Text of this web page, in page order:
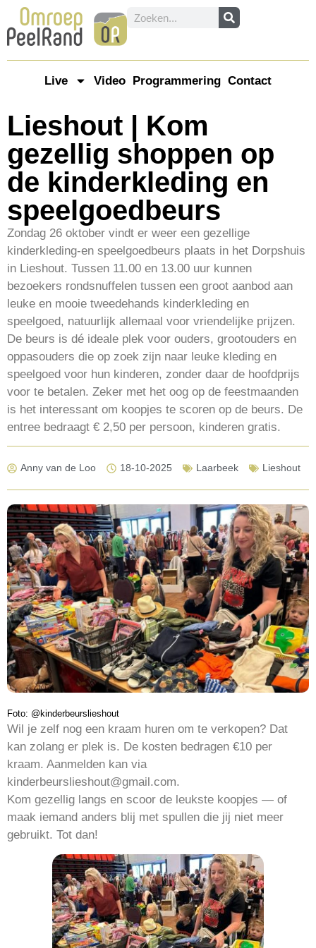
Live Video Programmering Contact
Lieshout | Kom
gezellig shoppen op
de kinderkleding en
speelgoedbeurs
Zondag 26 oktober vindt er weer een gezellige
kinderkleding-en speelgoedbeurs plaats in het Dorpshuis
in Lieshout. Tussen 11.00 en 13.00 uur kunnen
bezoekers rondsnuffelen tussen een groot aanbod aan
leuke en mooie tweedehands kinderkleding en
speelgoed, natuurlijk allemaal voor vriendelijke prijzen.
De beurs is dé ideale plek voor ouders, grootouders en
oppasouders die op zoek zijn naar leuke kleding en
speelgoed voor hun kinderen, zonder daar de hoofdprijs
voor te betalen. Zeker met het oog op de feestmaanden
is het interessant om koopjes te scoren op de beurs. De
entree bedraagt € 2,50 per persoon, kinderen gratis.
Anny van de Loo 18-10-2025 Laarbeek Lieshout
Foto: @kinderbeurslieshout
Wil je zelf nog een kraam huren om te verkopen? Dat
kan zolang er plek is. De kosten bedragen €10 per
kraam. Aanmelden kan via
kinderbeurslieshout@gmail.com.
Kom gezellig langs en scoor de leukste koopjes — of
maak iemand anders blij met spullen die jij niet meer
gebruikt. Tot dan!